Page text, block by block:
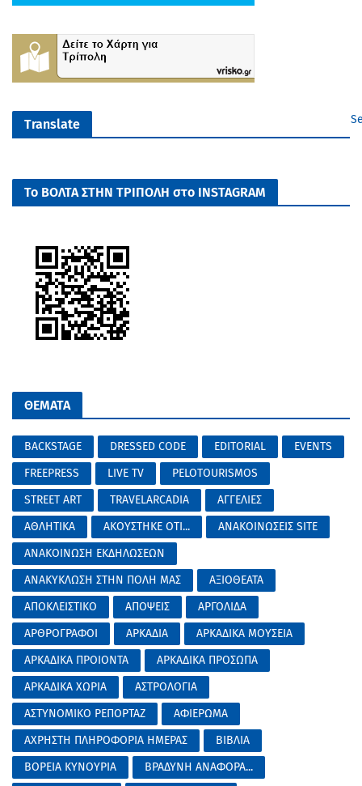
Translate
Το ΒΟΛΤΑ ΣΤΗΝ ΤΡΙΠΟΛΗ στο INSTAGRAM
ΘΕΜΑΤΑ
BACKSTAGE DRESSED CODE EDITORIAL
EVENTS
FREEPRESS
LIVE TV
PELOTOURISMOS
STREET ART
TRAVELARCADIA
ΑΓΓΕΛΙΕΣ
ΑΘΛΗΤΙΚΑ
ΑΚΟΥΣΤΗΚΕ ΟΤΙ...
ΑΝΑΚΟΙΝΩΣΕΙΣ SITE
ΑΝΑΚΟΙΝΩΣΗ ΕΚΔΗΛΩΣΕΩΝ
ΑΝΑΚΥΚΛΩΣΗ ΣΤΗΝ ΠΟΛΗ ΜΑΣ
ΑΞΙΟΘΕΑΤΑ
ΑΠΟΚΛΕΙΣΤΙΚΟ
ΑΠΟΨΕΙΣ
ΑΡΓΟΛΙΔΑ
ΑΡΘΡΟΓΡΑΦΟΙ
ΑΡΚΑΔΙΑ
ΑΡΚΑΔΙΚΑ ΜΟΥΣΕΙΑ
ΑΡΚΑΔΙΚΑ ΠΡΟΙΟΝΤΑ
ΑΡΚΑΔΙΚΑ ΠΡΟΣΩΠΑ
ΑΡΚΑΔΙΚΑ ΧΩΡΙΑ
ΑΣΤΡΟΛΟΓΙΑ
ΑΣΤΥΝΟΜΙΚΟ ΡΕΠΟΡΤΑΖ
ΑΦΙΕΡΩΜΑ
ΑΧΡΗΣΤΗ ΠΛΗΡΟΦΟΡΙΑ ΗΜΕΡΑΣ
ΒΙΒΛΙΑ
ΒΟΡΕΙΑ ΚΥΝΟΥΡΙΑ
ΒΡΑΔΥΝΗ ΑΝΑΦΟΡΑ...